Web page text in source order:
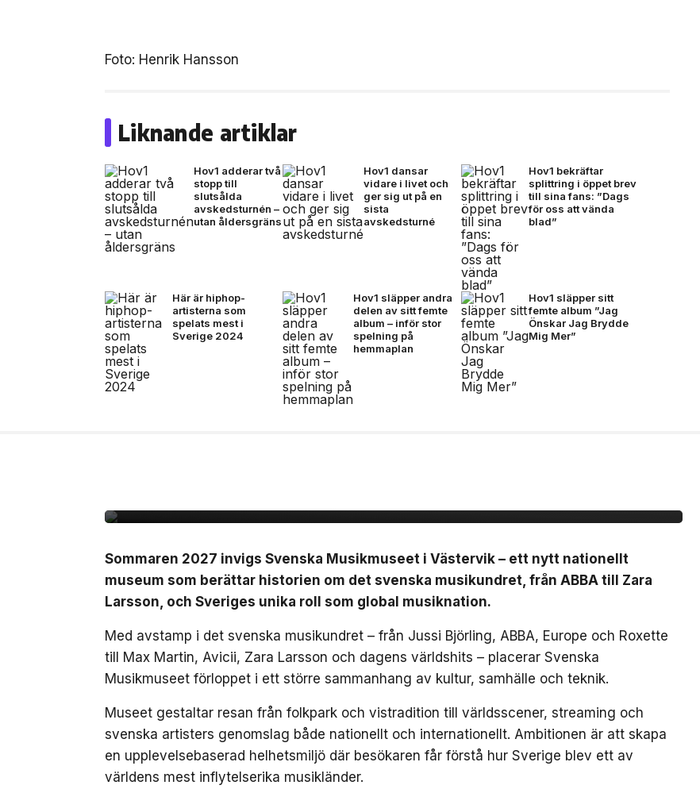
Foto: Henrik Hansson
Liknande artiklar
Hov1 adderar två
stopp till
slutsålda
avskedsturnén –
utan åldersgräns
Hov1 dansar
vidare i livet och
ger sig ut på en
sista
avskedsturné
Hov1 bekräftar
splittring i öppet brev
till sina fans: ”Dags
för oss att vända
blad”
Här är hiphop-
artisterna som
spelats mest i
Sverige 2024
Hov1 släpper andra
delen av sitt femte
album – inför stor
spelning på
hemmaplan
Hov1 släpper sitt
femte album ”Jag
Önskar Jag Brydde
Mig Mer”
Sommaren 2027 invigs Svenska Musikmuseet i Västervik – ett nytt nationellt
museum som berättar historien om det svenska musikundret, från ABBA till Zara
Larsson, och Sveriges unika roll som global musiknation.
Med avstamp i det svenska musikundret – från Jussi Björling, ABBA, Europe och Roxette
till Max Martin, Avicii, Zara Larsson och dagens världshits – placerar Svenska
Musikmuseet förloppet i ett större sammanhang av kultur, samhälle och teknik.
Museet gestaltar resan från folkpark och vistradition till världsscener, streaming och
svenska artisters genomslag både nationellt och internationellt. Ambitionen är att skapa
en upplevelsebaserad helhetsmiljö där besökaren får förstå hur Sverige blev ett av
världens mest inflytelserika musikländer.